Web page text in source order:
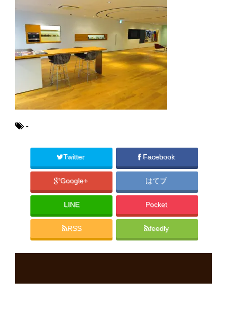
-
Twitter Facebook
Google+ はてブ
LINE Pocket
RSS feedly